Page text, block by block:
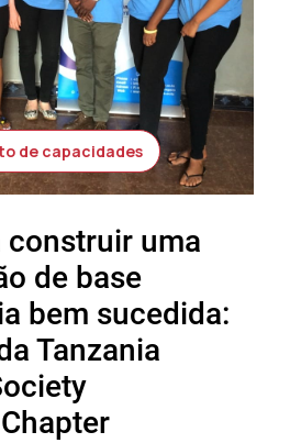
de capacidades
construir uma
de base
bem sucedida:
Tanzania